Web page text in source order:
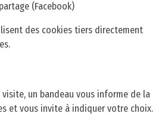
(Facebook)
des cookies tiers directement
un bandeau vous informe de la
et vous invite à indiquer votre choix.